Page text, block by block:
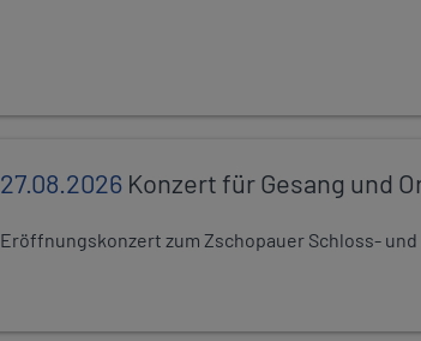
27.08.2026 Konzert für Gesang und
Eröffnungskonzert zum Zschopauer Schloss-